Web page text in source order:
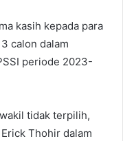
kasih kepada para
calon dalam
periode 2023-
tidak terpilih,
Thohir dalam